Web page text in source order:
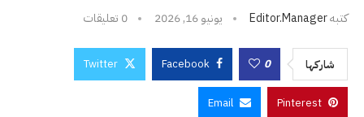
كتبهEditor.manager يونيو 16, 2026 0 تعليقات
شاركها 0
Facebook
Twitter
Pinterest
Email